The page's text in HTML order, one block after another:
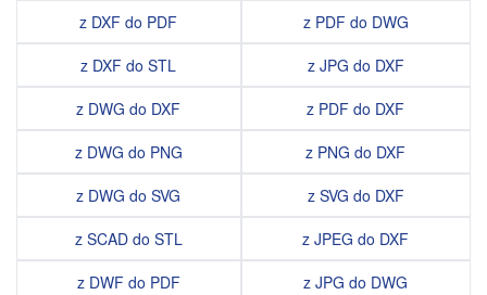
z DXF do PDF
z DXF do STL
z DWG do DXF
z DWG do PNG
z DWG do SVG
z SCAD do STL
z DWF do PDF
z PDF do DWG
z JPG do DXF
z PDF do DXF
z PNG do DXF
z SVG do DXF
z JPEG do DXF
z JPG do DWG